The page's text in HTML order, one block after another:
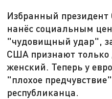
Избранный
нанёс социальным
"чудовищный удар",
США признают только
женский. Теперь у
"плохое
республиканца.